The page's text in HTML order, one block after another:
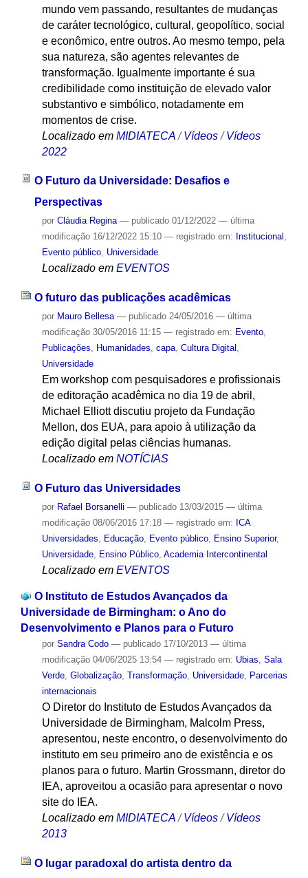
mundo vem passando, resultantes de mudanças
de caráter tecnológico, cultural, geopolítico, social
e econômico, entre outros. Ao mesmo tempo, pela
sua natureza, são agentes relevantes de
transformação. Igualmente importante é sua
credibilidade como instituição de elevado valor
substantivo e simbólico, notadamente em
momentos de crise.
Localizado em MIDIATECA /Vídeos /Vídeos
2022
O Futuro da Universidade: Desafios e
Perspectivas
por Cláudia Regina — publicado01/12/2022 — última
modificação16/12/2022 15:10 — registrado em: Institucional ,
Evento público, Universidade
Localizado em EVENTOS
O futuro das publicações acadêmicas
por Mauro Bellesa — publicado24/05/2016 — última
modificação30/05/2016 11:15 — registrado em: Evento,
Publicações, Humanidades, capa, Cultura Digital ,
Universidade
Em workshop com pesquisadores e profissionais
de editoração acadêmica no dia 19 de abril,
Michael Elliott discutiu projeto da Fundação
Mellon, dos EUA, para apoio à utilização da
edição digital pelas ciências humanas.
Localizado em NOTÍCIAS
O Futuro das Universidades
por Rafael Borsanelli — publicado13/03/2015 — última
modificação08/06/2016 17:18 — registrado em: ICA
Universidades
Educação, Evento público, Ensino Superior,
Universidade, Ensino Público, Academia Intercontinental
Localizado em EVENTOS
O Instituto de Estudos Avançados da
Universidade de Birmingham: o Ano do
Desenvolvimento e Planos para o Futuro
por Sandra Codo — publicado17/10/2013 — última
modificação04/06/2025 13:54 — registrado em: Ubias, Sala
Verde, Globalização, Transformação, Universidade, Parcerias
internacionais
O Diretor do Instituto de Estudos Avançados da
Universidade de Birmingham, Malcolm Press,
apresentou, neste encontro, o desenvolvimento do
instituto em seu primeiro ano de existência e os
planos para o futuro. Martin Grossmann, diretor do
IEA, aproveitou a ocasião para apresentar o novo
site do IEA.
Localizado em MIDIATECA / Vídeos / Vídeos
2013
O lugar paradoxal do artista dentro da